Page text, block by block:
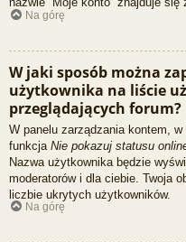
Na górę
W jaki sposób można
użytkownika na liście
przeglądających forum?
W panelu zarządzania kontem,
funkcja Nie pokazuj statusu
Nazwa użytkownika będzie
moderatorów i dla ciebie. Twoja
liczbie ukrytych użytkowników.
Na górę